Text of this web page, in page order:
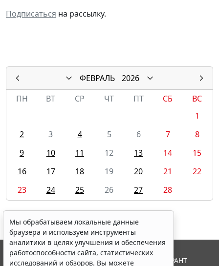
Подписаться на рассылку.
ФЕВРАЛЬ
2026
ПН
ВТ СР ЧТ ПТ СБ
ВС
1
2
3 4 5 6 7
8
9
10 11 12 13 14
15
16
17 18 19 20 21
22
23
24 25 26 27 28
Мы обрабатываем локальные данные
браузера и используем инструменты
аналитики в целях улучшения и обеспечения
работоспособности сайта, статистических
исследований и обзоров. Вы можете
© ООО "НПП "ГАРАНТ-СЕРВИС", 2026. Система ГАРАНТ